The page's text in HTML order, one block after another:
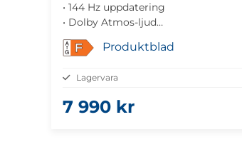
• 144 Hz uppdatering
• Dolby Atmos-ljud
• Google TV
• Gamingoptimerad prestanda
F Produktblad
Lagervara
7 990 kr